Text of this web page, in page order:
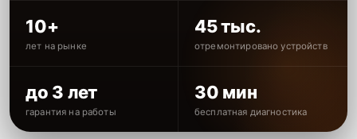
10+
лет на рынке
45 тыс.
отремонтировано устройств
до 3 лет
гарантия на работы
30 мин
бесплатная диагностика